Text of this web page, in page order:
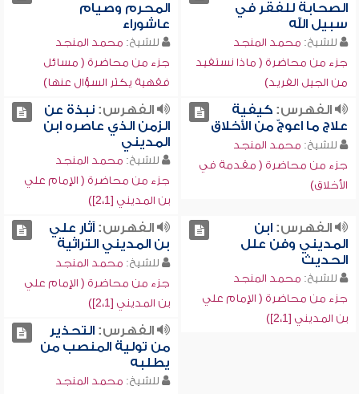
الصحابة للفقر في
سبيل الله
للشيخ: محمد المنجد
جزء من محاضرة ( ماذا نستفيد
من الجيل الفريد)
المحرم وصيام
عاشوراء
للشيخ: محمد المنجد
جزء من محاضرة ( مسائل
فقهية يكثر السؤال عنها)
الفهرس:كيفية
علاج ما اعوجّ من الأخلاق
للشيخ: محمد المنجد
جزء من محاضرة ( مقدمة في
الأخلاق)
الفهرس:نبذة عن
الزمن الذي عاصره ابن
المديني
للشيخ: محمد المنجد
جزء من محاضرة ( الإمام علي
بن المديني [2،1])
الفهرس:ابن
المديني وفن علل
الحديث
للشيخ: محمد المنجد
جزء من محاضرة ( الإمام علي
بن المديني [2،1])
الفهرس:آثار علي
بن المديني التراثية
للشيخ: محمد المنجد
جزء من محاضرة ( الإمام علي
بن المديني [2،1])
الفهرس:التحذير
من تولية المنصب من
يطلبه
للشيخ: محمد المنجد